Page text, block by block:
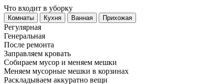
Что входит в уборку
Регу­лярная
Гене­ральная
После ремонта
Заправляем кровать
Собираем мусор и меняем мешки
Меняем мусорные мешки в корзинах
Раскладываем аккуратно вещи